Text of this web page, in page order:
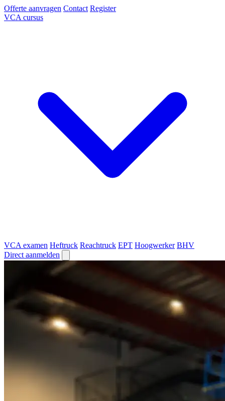
Offerte aanvragen Contact Register
VCA cursus
VCA examen Heftruck Reachtruck EPT Hoogwerker BHV
Direct aanmelden